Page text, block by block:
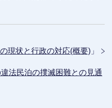
現状と行政の対応(概要) 」
法民泊の撲滅困難との見通